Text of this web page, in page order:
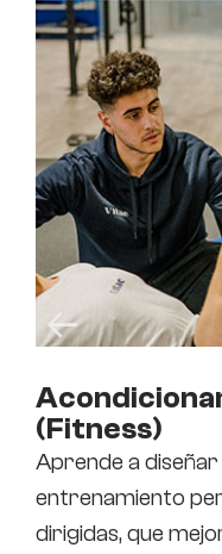
(Fitness)
Aprende a
entrenamiento
dirigidas, que